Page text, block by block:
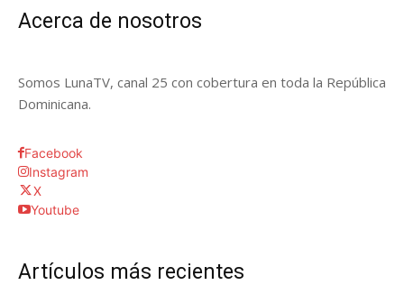
Acerca de nosotros
Somos LunaTV, canal 25 con cobertura en toda la República
Dominicana.
Facebook
Instagram
X
Youtube
Artículos más recientes